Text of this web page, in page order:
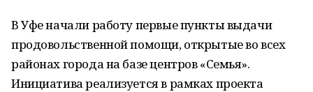
В Уфе начали работу первые пункты выдачи
продовольственной помощи, открытые во всех
районах города на базе центров «Семья».
Инициатива реализуется в рамках проекта